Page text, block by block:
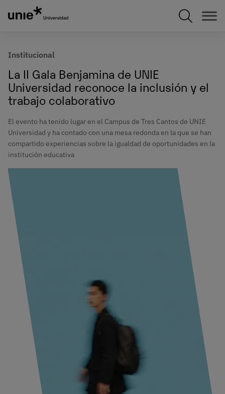
Institucional
La II Gala Benjamina de UNIE
Universidad reconoce la inclusión y el
trabajo colaborativo
El evento ha tenido lugar en el Campus de Tres Cantos de UNIE
Universidad y ha contado con una mesa redonda en la que se han
compartido experiencias sobre la igualdad de oportunidades en la
institución educativa